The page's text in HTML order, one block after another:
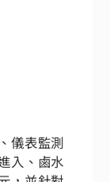
儀表監測
入、鹵水